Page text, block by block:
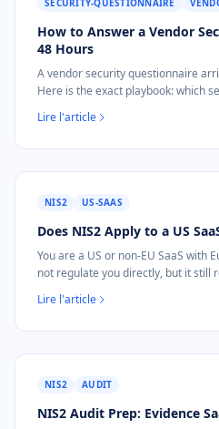
SECURITY-QUESTIONNAIRE
How to Answer a Vendor
48 Hours
A vendor security questionnaire
Here is the exact playbook: which
section.
Lire l'article
NIS2 US-SAAS
Does NIS2 Apply to a US
You are a US or non-EU SaaS with
not regulate you directly, but it still
Lire l'article
NIS2 AUDIT
NIS2 Audit Prep: Evidence